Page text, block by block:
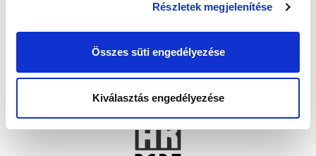
Részletek megjelenítése
Összes süti engedélyezése
Kiválasztás engedélyezése